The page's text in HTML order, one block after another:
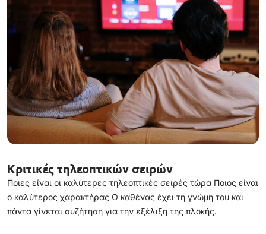
Κριτικές τηλεοπτικών σειρών
Ποιες είναι οι καλύτερες τηλεοπτικές σειρές τώρα Ποιος είναι
ο καλύτερος χαρακτήρας Ο καθένας έχει τη γνώμη του και
πάντα γίνεται συζήτηση για την εξέλιξη της πλοκής.